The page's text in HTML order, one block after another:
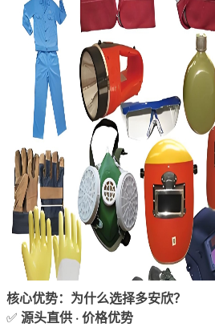
核心优势：为什么选择多安欣？
✅ 源头直供 · 价格优势